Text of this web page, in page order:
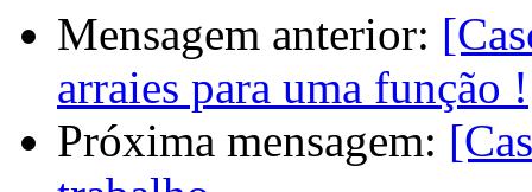
Mensagem anterior:
arraies para uma função !
Próxima mensagem: